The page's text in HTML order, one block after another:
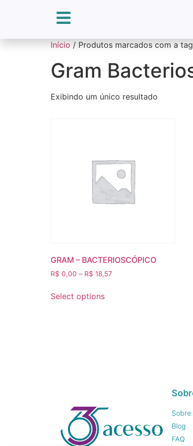
Início / Produtos marcados com a
Gram
Exibindo um único resultado
GRAM – BACTERIOSCÓPICO
R$ 0,00 – R$ 18,57
Select options
Sobre
Blog
FAQ